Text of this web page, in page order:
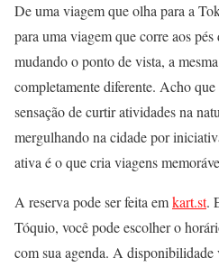
De uma viagem que olha para a
para uma viagem que corre aos
mudando o ponto de vista, a
completamente diferente. Acho
sensação de curtir atividades na
mergulhando na cidade por
ativa é o que cria viagens
A reserva pode ser feita emkart.st.
Tóquio, você pode escolher o
com sua agenda. A